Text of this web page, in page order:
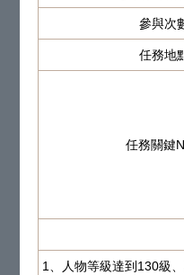
參與次
任務地
任務關鍵
1、 人物等級達到130級